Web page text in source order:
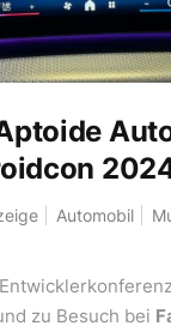
Automobil
zu Besuch bei